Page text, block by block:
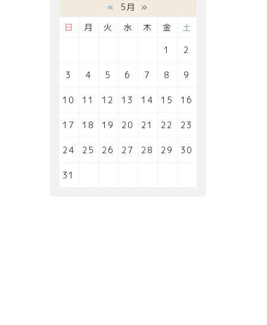
« 5月
»
日
月 火 水 木 金
土
1
2
3 4 5 6 7 8 9
10 11 12 13 14 15 16
17 18 19 20 21 22 23
24 25 26 27 28 29 30
31